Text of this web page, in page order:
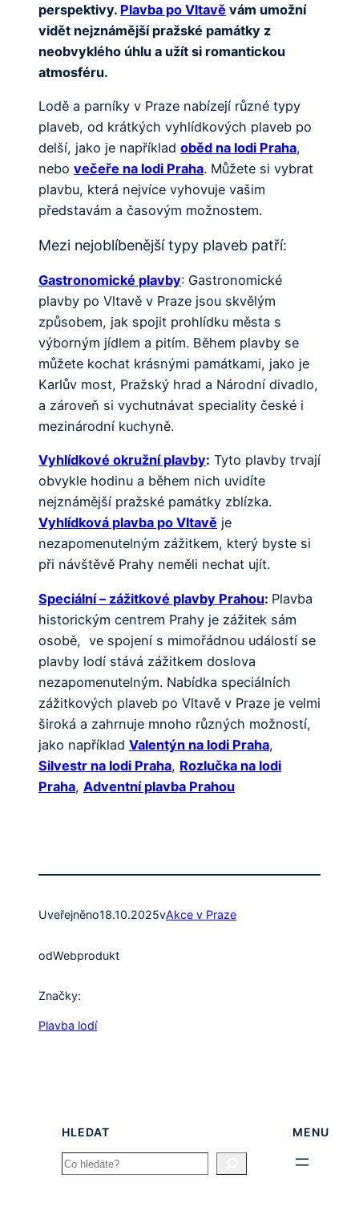
perspektivy. Plavba po Vltavě vám umožní
vidět nejznámější pražské památky z
neobvyklého úhlu a užít si romantickou
atmosféru.
Lodě a parníky v Praze nabízejí různé typy
plaveb, od krátkých vyhlídkových plaveb po
delší, jako je například oběd na lodi Praha,
nebo večeře na lodi Praha. Můžete si vybrat
plavbu, která nejvíce vyhovuje vašim
představám a časovým možnostem.
Mezi nejoblíbenější typy plaveb patří:
Gastronomické plavby: Gastronomické
plavby po Vltavě v Praze jsou skvělým
způsobem, jak spojit prohlídku města s
výborným jídlem a pitím. Během plavby se
můžete kochat krásnými památkami, jako je
Karlův most, Pražský hrad a Národní divadlo,
a zároveň si vychutnávat speciality české i
mezinárodní kuchyně.
Vyhlídkové okružní plavby: Tyto plavby trvají
obvykle hodinu a během nich uvidíte
nejznámější pražské památky zblízka.
Vyhlídková plavba po Vltavě je
nezapomenutelným zážitkem, který byste si
při návštěvě Prahy neměli nechat ujít.
Speciální – zážitkové plavby Prahou: Plavba
historickým centrem Prahy je zážitek sám
osobě, ve spojení s mimořádnou událostí se
plavby lodí stává zážitkem doslova
nezapomenutelným. Nabídka speciálních
zážitkových plaveb po Vltavě v Praze je velmi
široká a zahrnuje mnoho různých možností,
jako například Valentýn na lodi Praha,
Silvestr na lodi Praha, Rozlučka na lodi
Praha, Adventní plavba Prahou
Uveřejněno18.10.2025vAkce v Praze
odWebprodukt
Značky:
Plavba lodí
HLEDAT
Search
MENU